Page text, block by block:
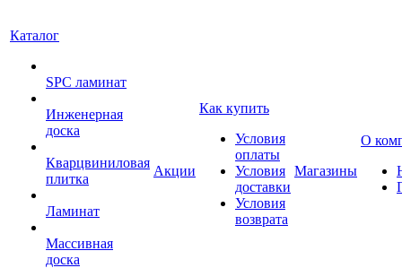
Каталог
SPC ламинат
Инженерная
доска
Кварцвиниловая
плитка
Ламинат
Массивная
доска
Акции
Как купить
Условия
оплаты
Условия
доставки
Условия
возврата
Магазины
О